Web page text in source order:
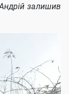
залишив